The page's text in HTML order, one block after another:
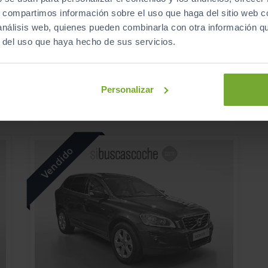
información sobre el uso que haga del sitio web
web, quienes pueden combinarla con otra información
uso que haya hecho de sus servicios.
Personalizar
€
€
VOLVO XC60
2.0 B4 D CORE AUTO
2025